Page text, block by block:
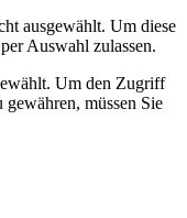
ausgewählt. Um diese
Auswahl zulassen.
Um den Zugriff
gewähren, müssen Sie